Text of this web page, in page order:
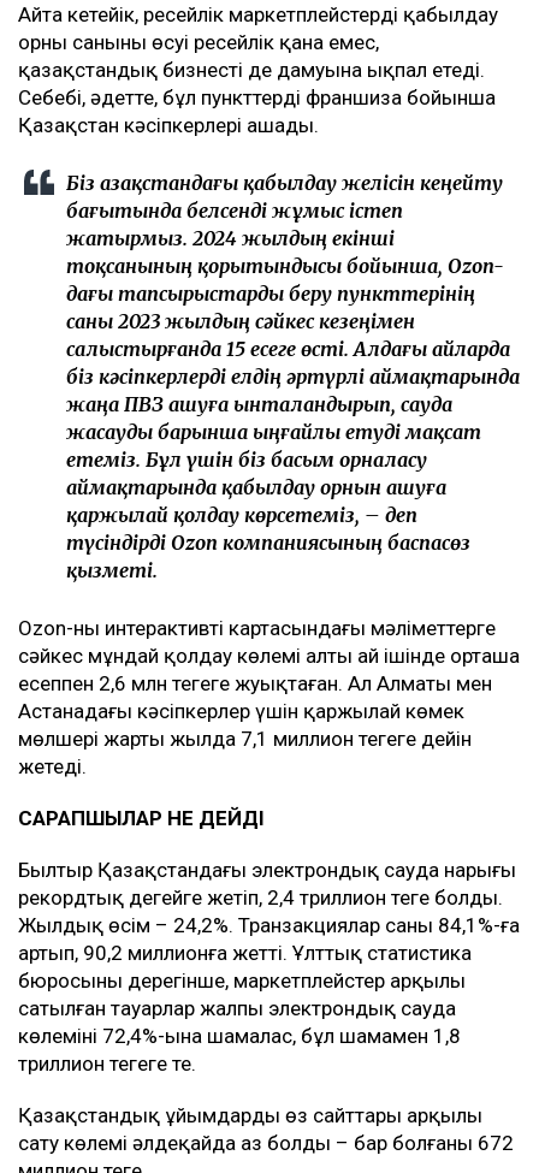
Айта кетейік, ресейлік маркетплейстердің қабылдау
орны санының өсуі ресейлік қана емес,
қазақстандық бизнестің де дамуына ықпал етеді.
Себебі, әдетте, бұл пункттерді франшиза бойынша
Қазақстан кәсіпкерлері ашады.
Біз Қазақстандағы қабылдау желісін кеңейту
бағытында белсенді жұмыс істеп
жатырмыз. 2024 жылдың екінші
тоқсанының қорытындысы бойынша, Ozon-
дағы тапсырыстарды беру пункттерінің
саны 2023 жылдың сәйкес кезеңімен
салыстырғанда 15 есеге өсті. Алдағы айларда
біз кәсіпкерлерді елдің әртүрлі аймақтарында
жаңа ПВЗ ашуға ынталандырып, сауда
жасауды барынша ыңғайлы етуді мақсат
етеміз. Бұл үшін біз басым орналасу
аймақтарында қабылдау орнын ашуға
қаржылай қолдау көрсетеміз, – деп
түсіндірді Ozon компаниясының баспасөз
қызметі.
Ozon-ның интерактивті картасындағы мәліметтерге
сәйкес мұндай қолдау көлемі алты ай ішінде орташа
есеппен 2,6 млн теңгеге жуықтаған. Ал Алматы мен
Астанадағы кәсіпкерлер үшін қаржылай көмек
мөлшері жарты жылда 7,1 миллион теңгеге дейін
жетеді.
САРАПШЫЛАР НЕ ДЕЙДІ
Былтыр Қазақстандағы электрондық сауда нарығы
рекордтық деңгейге жетіп, 2,4 триллион теңге болды.
Жылдық өсім – 24,2%. Транзакциялар саны 84,1%-ға
артып, 90,2 миллионға жетті. Ұлттық статистика
бюросының дерегінше, маркетплейстер арқылы
сатылған тауарлар жалпы электрондық сауда
көлемінің 72,4%-ына шамалас, бұл шамамен 1,8
триллион теңгеге тең.
Қазақстандық ұйымдардың өз сайттары арқылы
сату көлемі әлдеқайда аз болды – бар болғаны 672